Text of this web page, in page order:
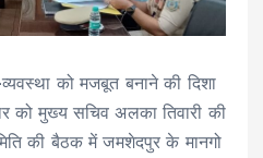
को मजबूत बनाने की दिशा
को मुख्य सचिव अलका तिवारी की
की बैठक में जमशेदपुर के मानगो